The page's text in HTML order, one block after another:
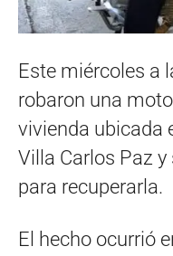
Este miércoles a
robaron una
vivienda ubicada
Villa Carlos Paz
para recuperarla.
El hecho ocurrió